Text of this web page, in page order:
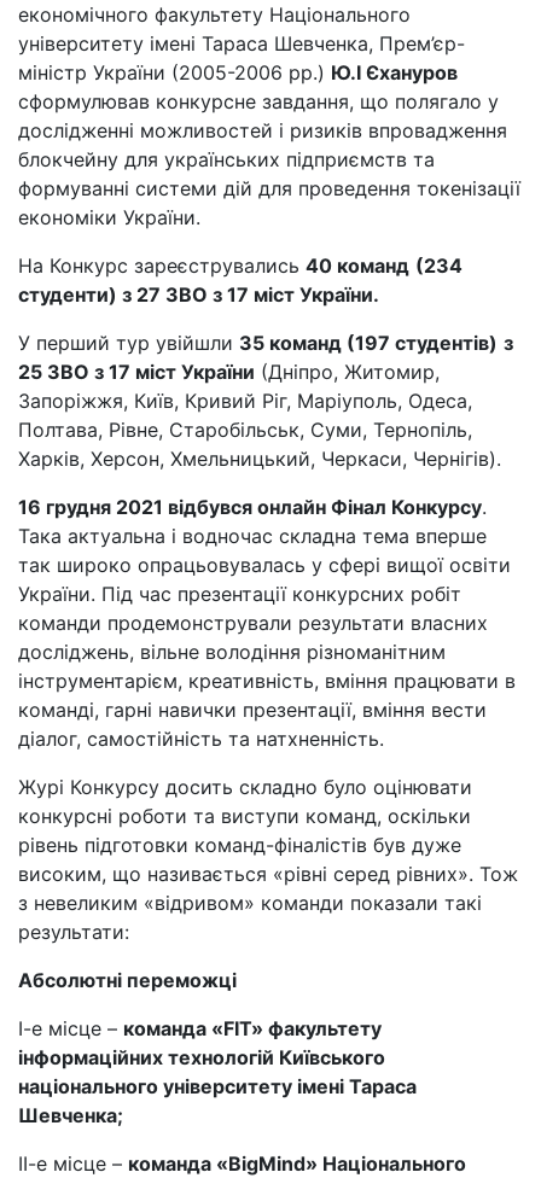
економічного факультету Національного
університету імені Тараса Шевченка, Прем’єр-
міністр України (2005-2006 рр.) Ю.І Єхануров
сформулював конкурсне завдання, що полягало у
дослідженні можливостей і ризиків впровадження
блокчейну для українських підприємств та
формуванні системи дій для проведення токенізації
економіки України.
На Конкурс зареєструвались 40 команд (234
студенти) з 27 ЗВО з 17 міст України.
У перший тур увійшли 35 команд (197 студентів) з
25 ЗВО з 17 міст України (Дніпро, Житомир,
Запоріжжя, Київ, Кривий Ріг, Маріуполь, Одеса,
Полтава, Рівне, Старобільськ, Суми, Тернопіль,
Харків, Херсон, Хмельницький, Черкаси, Чернігів).
16 грудня 2021 відбувся онлайн Фінал Конкурсу.
Така актуальна і водночас складна тема вперше
так широко опрацьовувалась у сфері вищої освіти
України. Під час презентації конкурсних робіт
команди продемонстрували результати власних
досліджень, вільне володіння різноманітним
інструментарієм, креативність, вміння працювати в
команді, гарні навички презентації, вміння вести
діалог, самостійність та натхненність.
Журі Конкурсу досить складно було оцінювати
конкурсні роботи та виступи команд, оскільки
рівень підготовки команд-фіналістів був дуже
високим, що називається «рівні серед рівних». Тож
з невеликим «відривом» команди показали такі
результати:
Абсолютні переможці
І-е місце – команда «FIT» факультету
інформаційних технологій Київського
національного університету імені Тараса
Шевченка;
ІІ-е місце – команда «BigMind» Національного